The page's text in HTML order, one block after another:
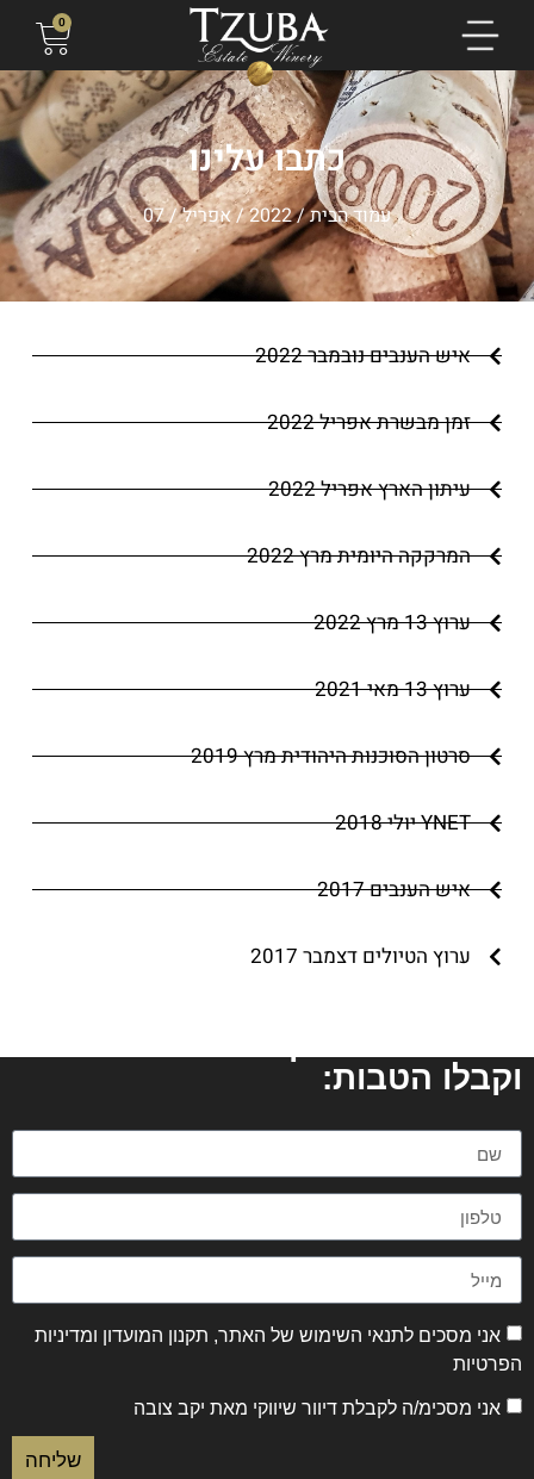
0
כתבו עלינו
עמוד הבית/
2022
/אפריל/ 07
איש הענבים נובמבר 2022
זמן מבשרת אפריל 2022
עיתון הארץ אפריל 2022
המרקקה היומית מרץ 2022
ערוץ 13 מרץ 2022
ערוץ 13 מאי 2021
סרטון הסוכנות היהודית מרץ 2019
YNET יולי 2018
איש הענבים 2017
ערוץ הטיולים דצמבר 2017
וקבלו הטבות:
אני מסכים לתנאי השימוש של האתר, תקנון המועדון ומדיניות
הפרטיות
אני מסכימ/ה לקבלת דיוור שיווקי מאת יקב צובה
שליחה